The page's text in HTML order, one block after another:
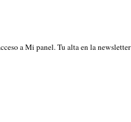
a Mi panel. Tu alta en la newsletter